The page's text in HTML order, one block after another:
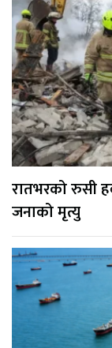
रातभरको रुसी
जनाको मृत्यु